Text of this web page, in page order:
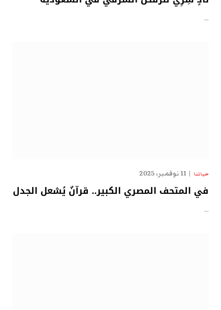
…
حياتنا 11 نوفمبر، 2025
في المتحف المصري الكبير.. قرآنٌ يُشعل الجدل
…